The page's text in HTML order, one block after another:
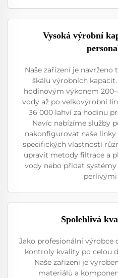
Vysoká výrobní
Naše zařízení je navrženo
škálu výrobních
hodinovým výkonem
vody až po velkovýrobní
36 000 lahví za hodinu
Navíc nabízíme služby
nakonfigurovat naše
specifických vlastností
upravit metody filtrace a
vody nebo přidat
perlivými
Spolehlivá
Jako profesionální výrobce
kontroly kvality po celou
Naše zařízení je
materiálů a